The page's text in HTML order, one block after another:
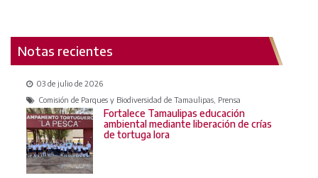
Notas recientes
03 de julio de 2026
Comisión de Parques y Biodiversidad de Tamaulipas, Prensa
Fortalece Tamaulipas educación
ambiental mediante liberación de crías
de tortuga lora